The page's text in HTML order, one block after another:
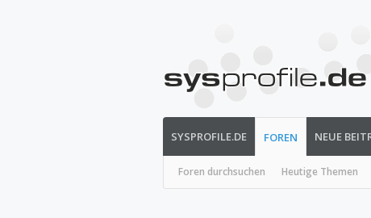
SYSPROFILE.DE FOREN
Foren durchsuchen Heutige Themen
NEUE